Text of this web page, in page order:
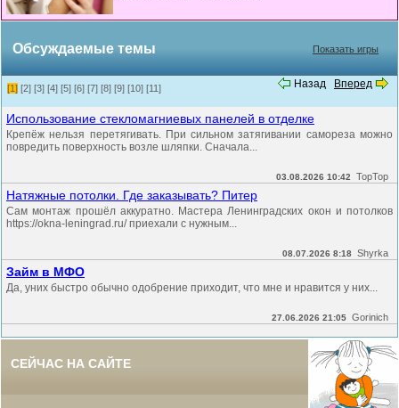
Обсуждаемые темы Показать игры
Назад Вперед
[1] [2] [3] [4] [5] [6] [7] [8] [9] [10] [11]
Использование стекломагниевых панелей в отделке
Крепёж нельзя перетягивать. При сильном затягивании самореза можно
повредить поверхность возле шляпки. Сначала...
03.08.2026 10:42 TopTop
Натяжные потолки. Где заказывать? Питер
Сам монтаж прошёл аккуратно. Мастера Ленинградских окон и потолков
https://okna-leningrad.ru/ приехали с нужным...
08.07.2026 8:18 Shyrka
Займ в МФО
Да, уних быстро обычно одобрение приходит, что мне и нравится у них...
27.06.2026 21:05 Gorinich
СЕЙЧАС НА САЙТЕ